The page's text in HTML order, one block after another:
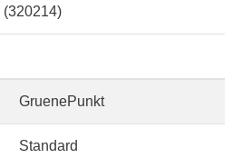
(320214)
GruenePunkt
Standard